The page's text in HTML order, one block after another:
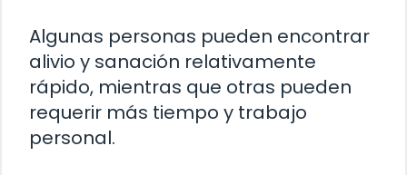
Algunas personas pueden encontrar
alivio y sanación relativamente
rápido, mientras que otras pueden
requerir más tiempo y trabajo
personal.